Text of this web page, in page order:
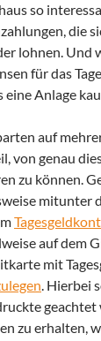
so
die
lohnen. Und
für das
eine Anlage
auf
von genau
zu können.
mitunter
auf dem
mit
. Hierbei
zu erhalten,